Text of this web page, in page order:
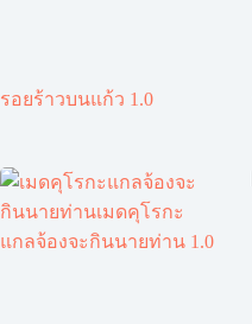
รอยร้าวบนแก้ว 1.0